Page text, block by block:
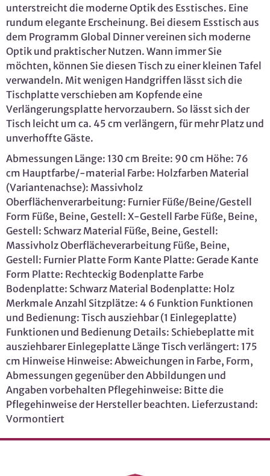
unterstreicht die moderne Optik des Esstisches. Eine
rundum elegante Erscheinung. Bei diesem Esstisch aus
dem Programm Global Dinner vereinen sich moderne
Optik und praktischer Nutzen. Wann immer Sie
möchten, können Sie diesen Tisch zu einer kleinen Tafel
verwandeln. Mit wenigen Handgriffen lässt sich die
Tischplatte verschieben am Kopfende eine
Verlängerungsplatte hervorzaubern. So lässt sich der
Tisch leicht um ca. 45 cm verlängern, für mehr Platz und
unverhoffte Gäste.
Abmessungen Länge: 130 cm Breite: 90 cm Höhe: 76
cm Hauptfarbe/-material Farbe: Holzfarben Material
(Variantenachse): Massivholz
Oberflächenverarbeitung: Furnier Füße/Beine/Gestell
Form Füße, Beine, Gestell: X-Gestell Farbe Füße, Beine,
Gestell: Schwarz Material Füße, Beine, Gestell:
Massivholz Oberflächeverarbeitung Füße, Beine,
Gestell: Furnier Platte Form Kante Platte: Gerade Kante
Form Platte: Rechteckig Bodenplatte Farbe
Bodenplatte: Schwarz Material Bodenplatte: Holz
Merkmale Anzahl Sitzplätze: 4 6 Funktion Funktionen
und Bedienung: Tisch ausziehbar (1 Einlegeplatte)
Funktionen und Bedienung Details: Schiebeplatte mit
ausziehbarer Einlegeplatte Länge Tisch verlängert: 175
cm Hinweise Hinweise: Abweichungen in Farbe, Form,
Abmessungen gegenüber den Abbildungen und
Angaben vorbehalten Pflegehinweise: Bitte die
Pflegehinweise der Hersteller beachten. Lieferzustand:
Vormontiert